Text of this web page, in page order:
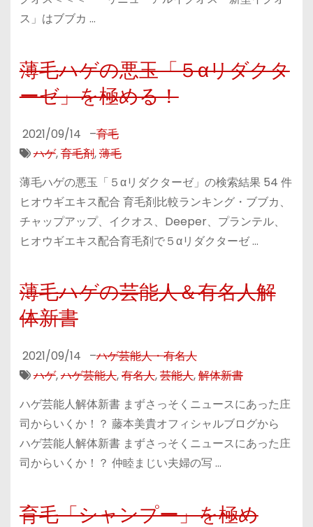
ス」はブブカ …
薄毛ハゲの悪玉「５αリダクタ
ーゼ」を極める！
2021/09/14 –育毛
ハゲ,育毛剤,薄毛
薄毛ハゲの悪玉「５αリダクターゼ」の検索結果 54 件
ヒオウギエキス配合 育毛剤比較ランキング・ブブカ、
チャップアップ、イクオス、Deeper、プランテル、
ヒオウギエキス配合育毛剤で５αリダクターゼ …
薄毛ハゲの芸能人＆有名人解
体新書
2021/09/14 –ハゲ芸能人・有名人
ハゲ,ハゲ芸能人,有名人,芸能人,解体新書
ハゲ芸能人解体新書 まずさっそくニュースにあった庄
司からいくか！？ 藤本美貴オフィシャルブログから
ハゲ芸能人解体新書 まずさっそくニュースにあった庄
司からいくか！？ 仲睦まじい夫婦の写 …
育毛「シャンプー」を極め